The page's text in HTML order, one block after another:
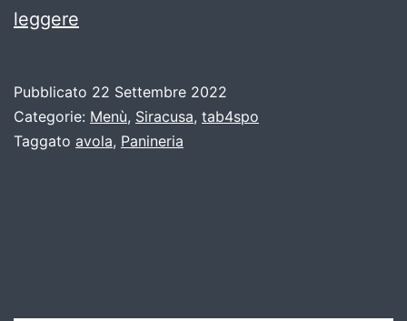
leggere
Pubblicato 22 Settembre 2022
Categorie: Menù, Siracusa, tab4spo
Taggato avola, Panineria